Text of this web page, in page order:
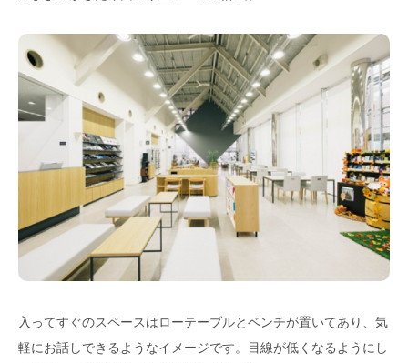
入ってすぐのスペースはローテーブルとベンチが置いてあり、気
軽にお話しできるようなイメージです。目線が低くなるようにし